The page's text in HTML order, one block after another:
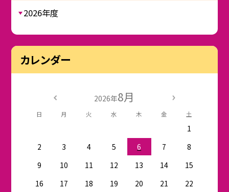
2026年度
カレンダー
2026年8月
日 月 火 水 木 金 土
1
2
3 4 5 6 7
8
9
10 11 12 13 14
15
16
17 18 19 20 21
22